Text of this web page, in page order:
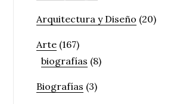
Arquitectura y Diseño (20)
Arte (167)
biografías (8)
Biografías (3)